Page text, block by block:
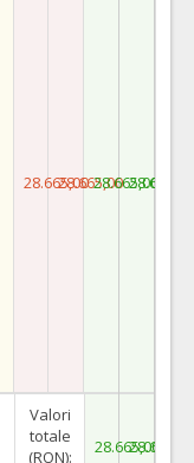
28.665,0028.665,0028.665,00
Valori
totale
(RON):
28.665,00